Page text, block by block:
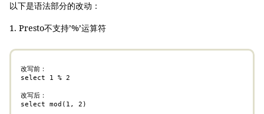
以下是语法部分的改动：
1. Presto不支持’%’运算符
改写前：
select 1 % 2
改写后：
select mod(1, 2)